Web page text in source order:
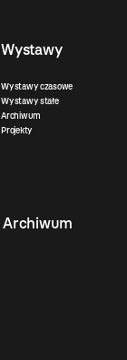
Wystawy
Wystawy czasowe
Wystawy stałe
Archiwum
Projekty
Archiwum